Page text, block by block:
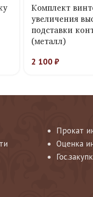
Комплект
увеличения
подставки
(металл)
2 100₽
Прокат
Оценка